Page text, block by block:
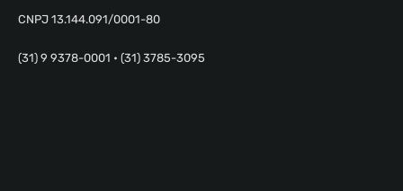
CNPJ 13.144.091/0001-80
(31) 9 9378-0001 • (31) 3785-3095